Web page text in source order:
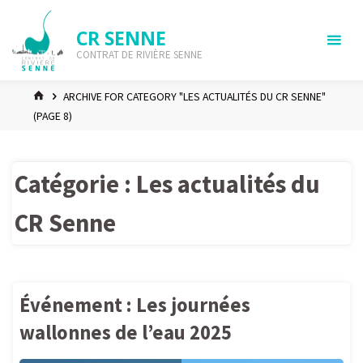
content
CR SENNE
CONTRAT DE RIVIÈRE SENNE
HOMEARCHIVE FOR CATEGORY "LES ACTUALITÉS DU CR SENNE"
(PAGE 8)
Catégorie : Les actualités du
CR Senne
Événement : Les journées
wallonnes de l’eau 2025